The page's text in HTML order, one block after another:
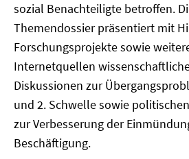
sozial Benachteiligte betroffen.
Themendossier präsentiert mit
Forschungsprojekte sowie
Internetquellen
Diskussionen zur
und 2. Schwelle sowie
zur Verbesserung der
Beschäftigung.